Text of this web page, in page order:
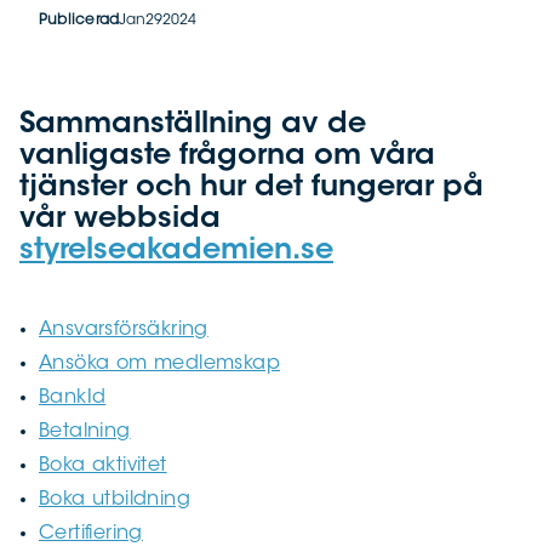
PubliceradJan292024
Sammanställning av de
vanligaste frågorna om våra
tjänster och hur det fungerar på
vår webbsida
styrelseakademien.se
Ansvarsförsäkring
Ansöka om medlemskap
BankId
Betalning
Boka aktivitet
Boka utbildning
Certifiering